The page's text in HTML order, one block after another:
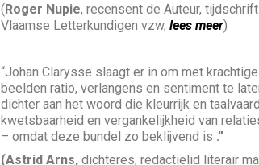
(Roger Nupie, recensent de Auteur,
Vlaamse Letterkundigen vzw, lees meer)
“Johan Clarysse slaagt er in om met
beelden ratio, verlangens en sentiment te
dichter aan het woord die kleurrijk en
kwetsbaarheid en vergankelijkheid van
– omdat deze bundel zo beklijvend is .”
(Astrid Arns, dichteres, redactielid literair